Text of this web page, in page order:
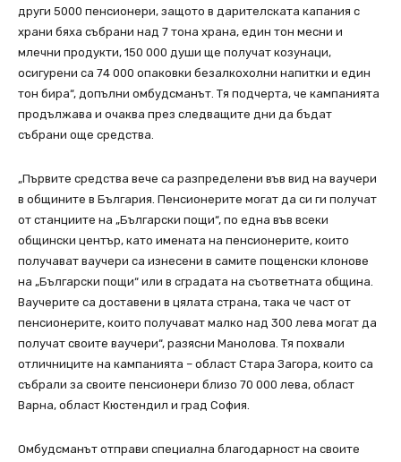
други 5000 пенсионери, защото в дарителската капания с
храни бяха събрани над 7 тона храна, един тон месни и
млечни продукти, 150 000 души ще получат козунаци,
осигурени са 74 000 опаковки безалкохолни напитки и един
тон бира“, допълни омбудсманът. Тя подчерта, че кампанията
продължава и очаква през следващите дни да бъдат
събрани още средства.
„Първите средства вече са разпределени във вид на ваучери
в общините в България. Пенсионерите могат да си ги получат
от станциите на „Български пощи“, по една във всеки
общински център, като имената на пенсионерите, които
получават ваучери са изнесени в самите пощенски клонове
на „Български пощи“ или в сградата на съответната община.
Ваучерите са доставени в цялата страна, така че част от
пенсионерите, които получават малко над 300 лева могат да
получат своите ваучери“, разясни Манолова. Тя похвали
отличниците на кампанията – област Стара Загора, които са
събрали за своите пенсионери близо 70 000 лева, област
Варна, област Кюстендил и град София.
Омбудсманът отправи специална благодарност на своите